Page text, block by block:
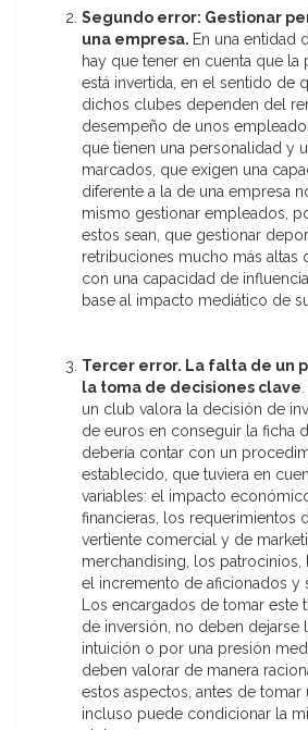
Segundo error: Gestionar
una empresa. En una entidad
hay que tener en cuenta que la
está invertida, en el sentido de
dichos clubes dependen del
desempeño de unos
que tienen una personalidad y
marcados, que exigen una
diferente a la de una empresa
mismo gestionar empleados,
estos sean, que gestionar
retribuciones mucho más altas
con una capacidad de
base al impacto mediático de
Tercer error. La falta de un
la toma de decisiones clave
un club valora la decisión de
de euros en conseguir la ficha
debería contar con un
establecido, que tuviera en
variables: el impacto
financieras, los requerimientos
vertiente comercial y de
merchandising, los patrocinios,
el incremento de aficionados y
Los encargados de tomar este
de inversión, no deben dejarse
intuición o por una presión
deben valorar de manera
estos aspectos, antes de tomar
incluso puede condicionar la